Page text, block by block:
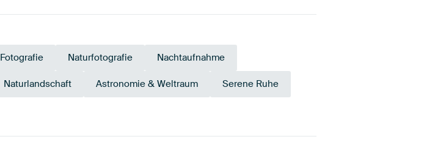
Fotografie Naturfotografie Nachtaufnahme
Naturlandschaft Astronomie & Weltraum Serene Ruhe